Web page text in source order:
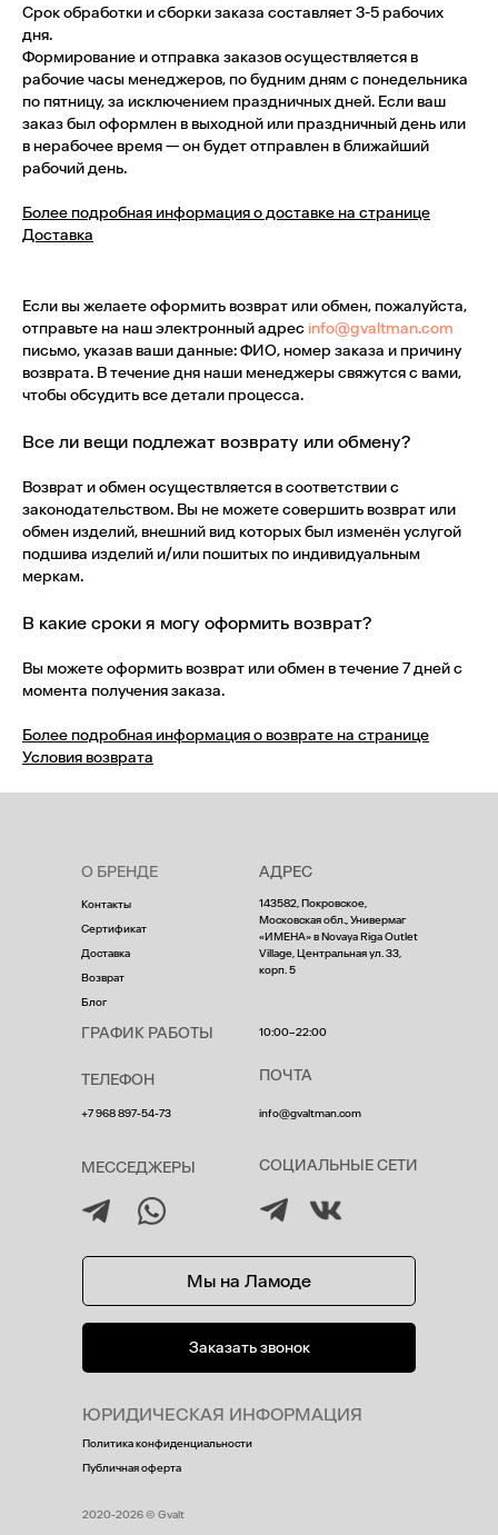
Срок обработки и сборки заказа составляет 3-5 рабочих
дня.
Формирование и отправка заказов осуществляется в
рабочие часы менеджеров, по будним дням с понедельника
по пятницу, за исключением праздничных дней. Если ваш
заказ был оформлен в выходной или праздничный день или
в нерабочее время — он будет отправлен в ближайший
рабочий день.
Более подробная информация о доставке на странице
Доставка
Если вы желаете оформить возврат или обмен, пожалуйста,
отправьте на наш электронный адрес info@gvaltman.com
письмо, указав ваши данные: ФИО, номер заказа и причину
возврата. В течение дня наши менеджеры свяжутся с вами,
чтобы обсудить все детали процесса.
Все ли вещи подлежат возврату или обмену?
Возврат и обмен осуществляется в соответствии с
законодательством. Вы не можете совершить возврат или
обмен изделий, внешний вид которых был изменён услугой
подшива изделий и/или пошитых по индивидуальным
меркам.
В какие сроки я могу оформить возврат?
Вы можете оформить возврат или обмен в течение 7 дней с
момента получения заказа.
Более подробная информация о возврате на странице
Условия возврата
О БРЕНДЕ
Политика конфиденциальности
Публичная оферта
ЮРИДИЧЕСКАЯ ИНФОРМАЦИЯ
Контакты
Сертификат
Доставка
Возврат
Блог
2020-2026 © Gvalt
ТЕЛЕФОН ПОЧТА
СОЦИАЛЬНЫЕ СЕТИ
МЕССЕДЖЕРЫ
+7 968 897-54-73 info@gvaltman.com
ГРАФИК РАБОТЫ 10:00–22:00
АДРЕС
143582, Покровское,
Московская обл., Универмаг
«ИМЕНА» в Novaya Riga Outlet
Village, Центральная ул. 33,
корп. 5
Заказать звонок
Мы на Ламоде